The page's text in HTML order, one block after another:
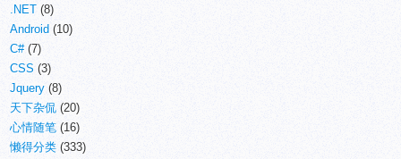
.NET (8)
Android (10)
C#(7)
CSS (3)
Jquery (8)
天下杂侃 (20)
心情随笔 (16)
懒得分类 (333)